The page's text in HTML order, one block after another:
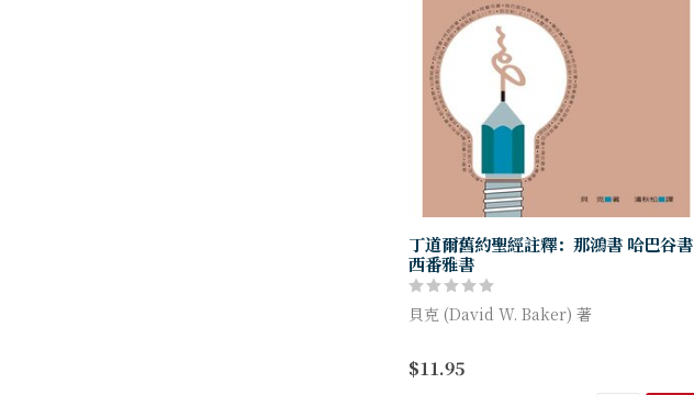
丁道爾舊約聖經註釋：那鴻書 哈巴谷書
西番雅書
貝克 (David W. Baker) 著
喻為「無價之寶」，值得華人教會在聖經導
$11.95